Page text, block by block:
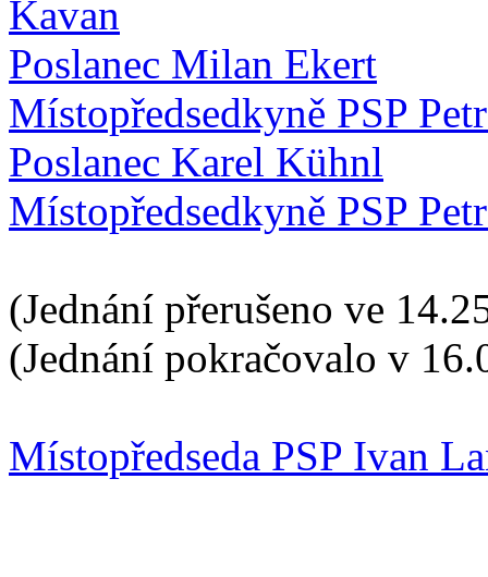
Kavan
Poslanec Milan Ekert
Místopředsedkyně PSP
Poslanec Karel Kühnl
Místopředsedkyně PSP
(Jednání přerušeno ve
(Jednání pokračovalo v
Místopředseda PSP Ivan